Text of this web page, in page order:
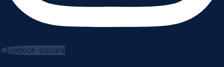
Facebook-square